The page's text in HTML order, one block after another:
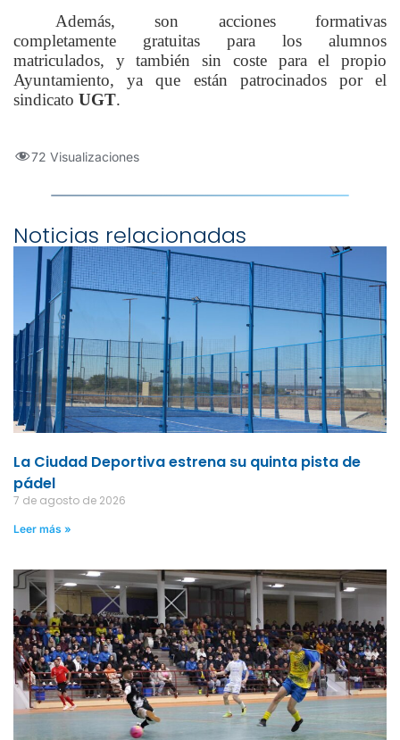
Además, son acciones formativas
completamente gratuitas para los alumnos
matriculados, y también sin coste para el propio
Ayuntamiento, ya que están patrocinados por el
sindicato UGT.
72 Visualizaciones
Noticias relacionadas
La Ciudad Deportiva estrena su quinta pista de
pádel
7 de agosto de 2026
Leer más »